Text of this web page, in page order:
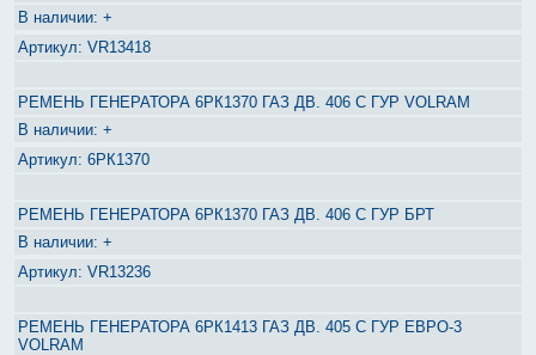
+
VR13418
РЕМЕНЬ ГЕНЕРАТОРА 6РК1370 ГАЗ ДВ. 406 С ГУР VOLRAM
+
6РК1370
РЕМЕНЬ ГЕНЕРАТОРА 6РК1370 ГАЗ ДВ. 406 С ГУР БРТ
+
VR13236
РЕМЕНЬ ГЕНЕРАТОРА 6РК1413 ГАЗ ДВ. 405 С ГУР ЕВРО-3
VOLRAM